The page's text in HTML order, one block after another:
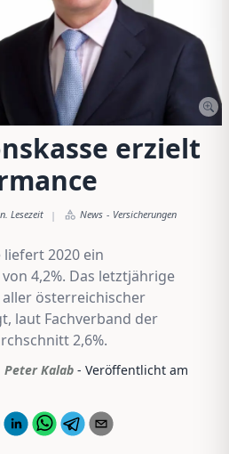
erzielt
Lesezeit | News - Versicherungen
liefert 2020 ein
4,2%. Das letztjährige
österreichischer
laut Fachverband der
2,6%.
Peter Kalab - Veröffentlicht am